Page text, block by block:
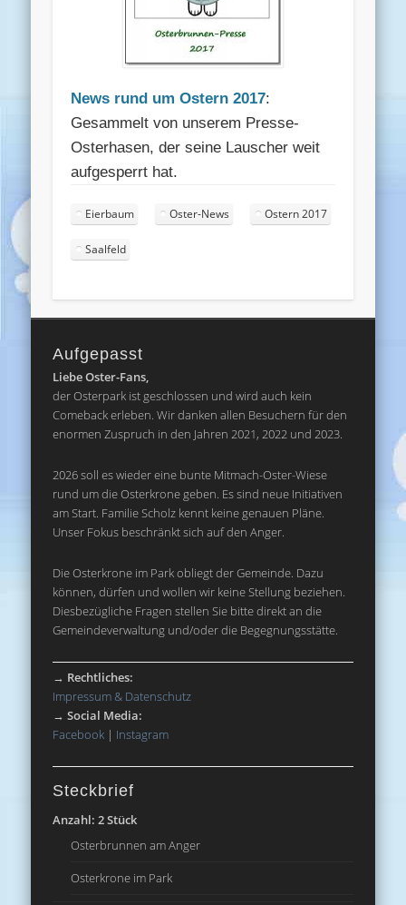
News rund um Ostern 2017:
Gesammelt von unserem Presse-
Osterhasen, der seine Lauscher weit
aufgesperrt hat.
Eierbaum Oster-News Ostern 2017
Saalfeld
Aufgepasst
Liebe Oster-Fans,
der Osterpark ist geschlossen und wird auch kein
Comeback erleben. Wir danken allen Besuchern für den
enormen Zuspruch in den Jahren 2021, 2022 und 2023.
2026 soll es wieder eine bunte Mitmach-Oster-Wiese
rund um die Osterkrone geben. Es sind neue Initiativen
am Start. Familie Scholz kennt keine genauen Pläne.
Unser Fokus beschränkt sich auf den Anger.
Die Osterkrone im Park obliegt der Gemeinde. Dazu
können, dürfen und wollen wir keine Stellung beziehen.
Diesbezügliche Fragen stellen Sie bitte direkt an die
Gemeindeverwaltung und/oder die Begegnungsstätte.
→ Rechtliches:
Impressum & Datenschutz
→Social Media:
Facebook | Instagram
Steckbrief
Anzahl: 2 Stück
Osterbrunnen am Anger
Osterkrone im Park